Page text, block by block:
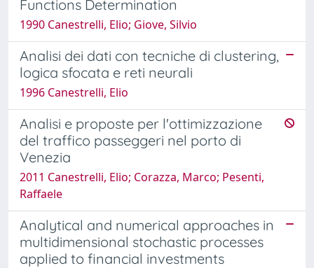
Functions Determination
1990 Canestrelli, Elio; Giove, Silvio
Analisi dei dati con tecniche di clustering,
logica sfocata e reti neurali
1996 Canestrelli, Elio
Analisi e proposte per l'ottimizzazione
del traffico passeggeri nel porto di
Venezia
2011 Canestrelli, Elio; Corazza, Marco; Pesenti,
Raffaele
Analytical and numerical approaches in
multidimensional stochastic processes
applied to financial investments